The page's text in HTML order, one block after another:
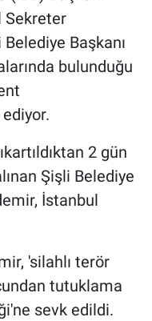
Sekreter
Belediye Başkanı
bulunduğu
2 gün
Şişli Belediye
İstanbul
'silahlı terör
tutuklama
sevk edildi.